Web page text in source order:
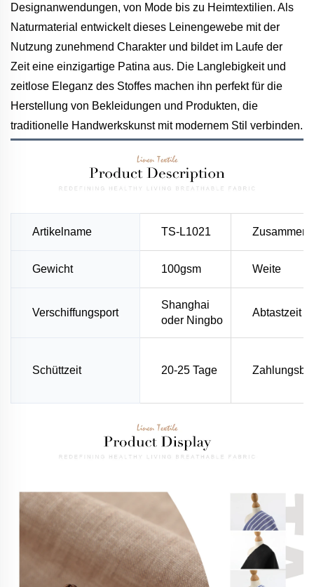
Designanwendungen, von Mode bis zu Heimtextilien. Als
Naturmaterial entwickelt dieses Leinengewebe mit der
Nutzung zunehmend Charakter und bildet im Laufe der
Zeit eine einzigartige Patina aus. Die Langlebigkeit und
zeitlose Eleganz des Stoffes machen ihn perfekt für die
Herstellung von Bekleidungen und Produkten, die
traditionelle Handwerkskunst mit modernem Stil verbinden.
Artikelname TS-L1021
Gewicht 100gsm Weite
Verschiffungsport
Shanghai
oder Ningbo
Abtastzeit
Schüttzeit 20-25 Tage